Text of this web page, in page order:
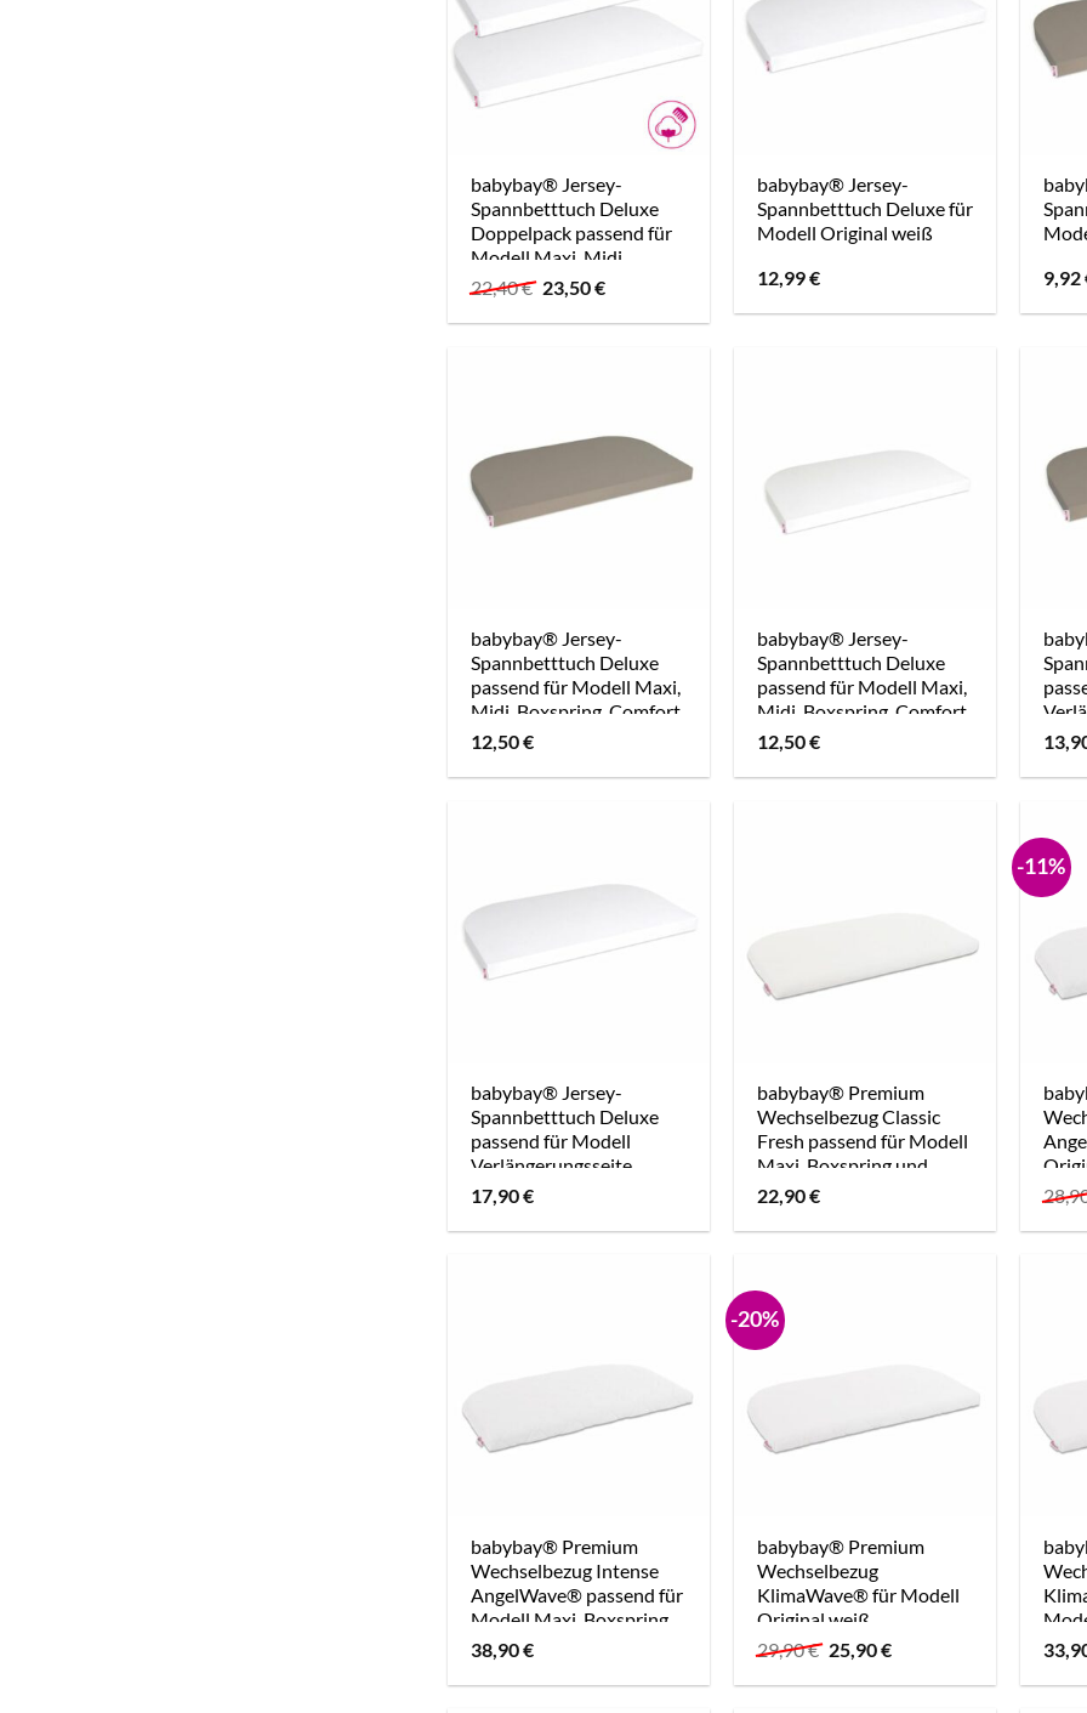
babybay® Jersey-
Spannbetttuch Deluxe
Doppelpack passend für
Modell Maxi, Midi,
Boxspring, Comfort und
Comfort Plus, weiß
22,40€ Ursprünglicher
Preis
war:
23,50€Aktueller
ist:
babybay® Jersey-
Spannbetttuch Deluxe für
Modell Original weiß
12,99€
9,92
babybay® Jersey-
Spannbetttuch Deluxe
passend für Modell Maxi,
Midi, Boxspring, Comfort
und Comfort Plus, nougat
12,50€
babybay® Jersey-
Spannbetttuch Deluxe
passend für Modell Maxi,
Midi, Boxspring, Comfort
und Comfort Plus, Off-
White
12,50€
babybay® Jersey-
Spannbetttuch Deluxe
passend für Modell
Verlängerungsseite
Original, Maxi, Midi und
Boxspring, weiß
17,90€
babybay® Premium
Wechselbezug Classic
Fresh passend für Modell
Maxi, Boxspring und
Comfort Plus, weiß
22,90€
-11%
babybay® Premium
Wechselbezug Intense
AngelWave® passend für
Modell Maxi, Boxspring
und Comfort Plus
38,90€
-20%
babybay® Premium
Wechselbezug
KlimaWave® für Modell
Original weiß
29,90€ Ursprünglicher
Preis
war:
25,90€Aktueller
ist: